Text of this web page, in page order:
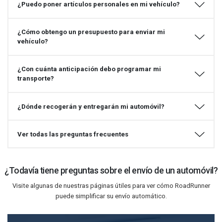
¿Puedo poner artículos personales en mi vehículo?
¿Cómo obtengo un presupuesto para enviar mi
vehículo?
¿Con cuánta anticipación debo programar mi
transporte?
¿Dónde recogerán y entregarán mi automóvil?
Ver todas las preguntas frecuentes
¿Todavía tiene preguntas sobre el envío de un automóvil?
Visite algunas de nuestras páginas útiles para ver cómo RoadRunner
puede simplificar su envío automático.